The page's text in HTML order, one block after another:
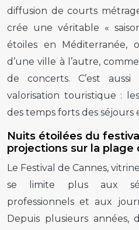
diffusion de courts
crée une véritable «
étoiles en Méditerranée,
d’une ville à l’autre,
de concerts. C’est
valorisation touristique :
des temps forts des séjours
Nuits étoilées du
projections sur la plage
Le Festival de Cannes,
se limite plus aux
professionnels et aux
Depuis plusieurs années,